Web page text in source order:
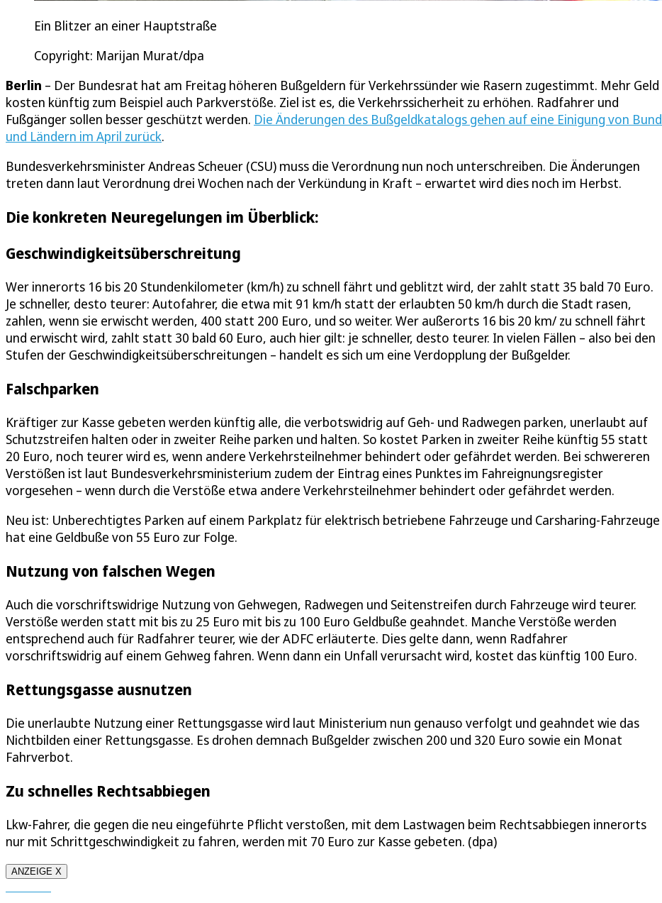
Ein Blitzer an einer Hauptstraße
Copyright: Marijan Murat/dpa
Berlin – Der Bundesrat hat am Freitag höheren Bußgeldern für Verkehrssünder wie Rasern zugestimmt. Mehr Geld
kosten künftig zum Beispiel auch Parkverstöße. Ziel ist es, die Verkehrssicherheit zu erhöhen. Radfahrer und
Fußgänger sollen besser geschützt werden. Die Änderungen des Bußgeldkatalogs gehen auf eine Einigung von Bund
und Ländern im April zurück.
Bundesverkehrsminister Andreas Scheuer (CSU) muss die Verordnung nun noch unterschreiben. Die Änderungen
treten dann laut Verordnung drei Wochen nach der Verkündung in Kraft – erwartet wird dies noch im Herbst.
Die konkreten Neuregelungen im Überblick:
Geschwindigkeitsüberschreitung
Wer innerorts 16 bis 20 Stundenkilometer (km/h) zu schnell fährt und geblitzt wird, der zahlt statt 35 bald 70 Euro.
Je schneller, desto teurer: Autofahrer, die etwa mit 91 km/h statt der erlaubten 50 km/h durch die Stadt rasen,
zahlen, wenn sie erwischt werden, 400 statt 200 Euro, und so weiter. Wer außerorts 16 bis 20 km/ zu schnell fährt
und erwischt wird, zahlt statt 30 bald 60 Euro, auch hier gilt: je schneller, desto teurer. In vielen Fällen – also bei den
Stufen der Geschwindigkeitsüberschreitungen – handelt es sich um eine Verdopplung der Bußgelder.
Falschparken
Kräftiger zur Kasse gebeten werden künftig alle, die verbotswidrig auf Geh- und Radwegen parken, unerlaubt auf
Schutzstreifen halten oder in zweiter Reihe parken und halten. So kostet Parken in zweiter Reihe künftig 55 statt
20 Euro, noch teurer wird es, wenn andere Verkehrsteilnehmer behindert oder gefährdet werden. Bei schwereren
Verstößen ist laut Bundesverkehrsministerium zudem der Eintrag eines Punktes im Fahreignungsregister
vorgesehen – wenn durch die Verstöße etwa andere Verkehrsteilnehmer behindert oder gefährdet werden.
Neu ist: Unberechtigtes Parken auf einem Parkplatz für elektrisch betriebene Fahrzeuge und Carsharing-Fahrzeuge
hat eine Geldbuße von 55 Euro zur Folge.
Nutzung von falschen Wegen
Auch die vorschriftswidrige Nutzung von Gehwegen, Radwegen und Seitenstreifen durch Fahrzeuge wird teurer.
Verstöße werden statt mit bis zu 25 Euro mit bis zu 100 Euro Geldbuße geahndet. Manche Verstöße werden
entsprechend auch für Radfahrer teurer, wie der ADFC erläuterte. Dies gelte dann, wenn Radfahrer
vorschriftswidrig auf einem Gehweg fahren. Wenn dann ein Unfall verursacht wird, kostet das künftig 100 Euro.
Rettungsgasse ausnutzen
Die unerlaubte Nutzung einer Rettungsgasse wird laut Ministerium nun genauso verfolgt und geahndet wie das
Nichtbilden einer Rettungsgasse. Es drohen demnach Bußgelder zwischen 200 und 320 Euro sowie ein Monat
Fahrverbot.
Zu schnelles Rechtsabbiegen
Lkw-Fahrer, die gegen die neu eingeführte Pflicht verstoßen, mit dem Lastwagen beim Rechtsabbiegen innerorts
nur mit Schrittgeschwindigkeit zu fahren, werden mit 70 Euro zur Kasse gebeten. (dpa)
ANZEIGE X